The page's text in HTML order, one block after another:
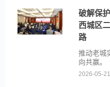
破解保
西城区
路
推动老城
向共赢。
2026-05-21